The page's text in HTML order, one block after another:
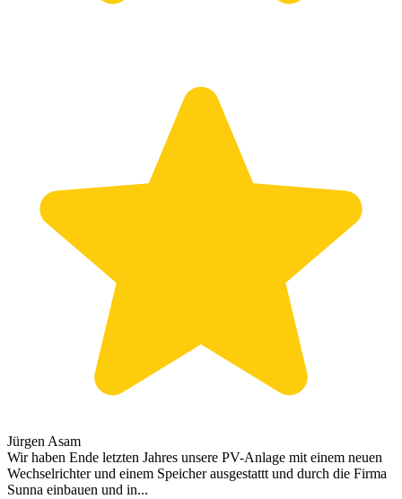
Jürgen Asam
Wir haben Ende letzten Jahres unsere PV-Anlage mit einem neuen
Wechselrichter und einem Speicher ausgestattt und durch die Firma
Sunna einbauen und in...